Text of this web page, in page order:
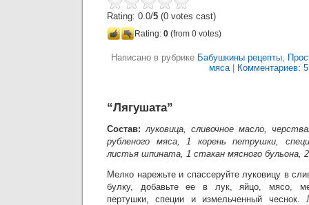
Rating: 0.0/5 (0 votes cast)
Rating: 0 (from 0 votes)
Написано в рубрике Бабушкины рецепты,
мяса| Комментариев:
“Лягушата”
Состав:луковица, сливочное масло,
рубленого мяса, 1 корень петрушки,
листья шпината, 1 стакан мясного бульона,
Мелко нарежьте и спассеруйте луковицу в
булку, добавьте ее в лук, яйцо, мясо,
пертушки, специи и измельченный чеснок.